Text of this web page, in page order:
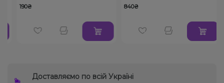
190₴ 840₴
Доставляємо по всій Україні